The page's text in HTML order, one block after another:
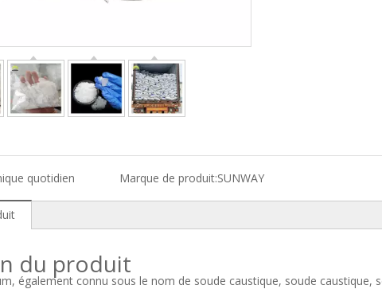
quotidien Marque de produit:SUNWAY
du produit
également connu sous le nom de soude caustique, soude caustique,